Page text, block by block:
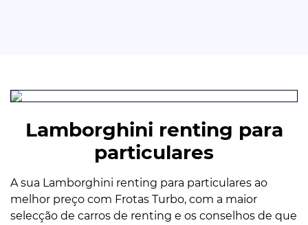
Lamborghini renting para
particulares
A sua Lamborghini renting para particulares ao
melhor preço com Frotas Turbo, com a maior
selecção de carros de renting e os conselhos de que